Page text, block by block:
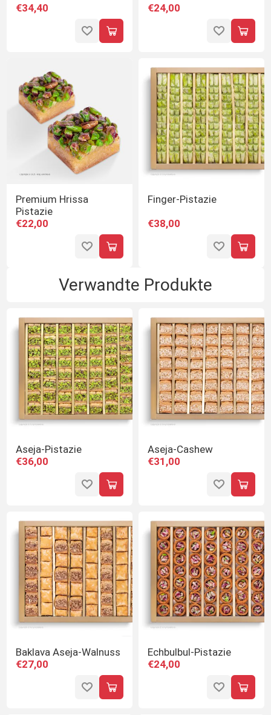
€34,40
€24,00
Premium Hrissa
Pistazie
€22,00
Finger-Pistazie
€38,00
Verwandte Produkte
Aseja-Pistazie
€36,00
Aseja-Cashew
€31,00
Baklava Aseja-Walnuss
€27,00
Echbulbul-Pistazie
€24,00